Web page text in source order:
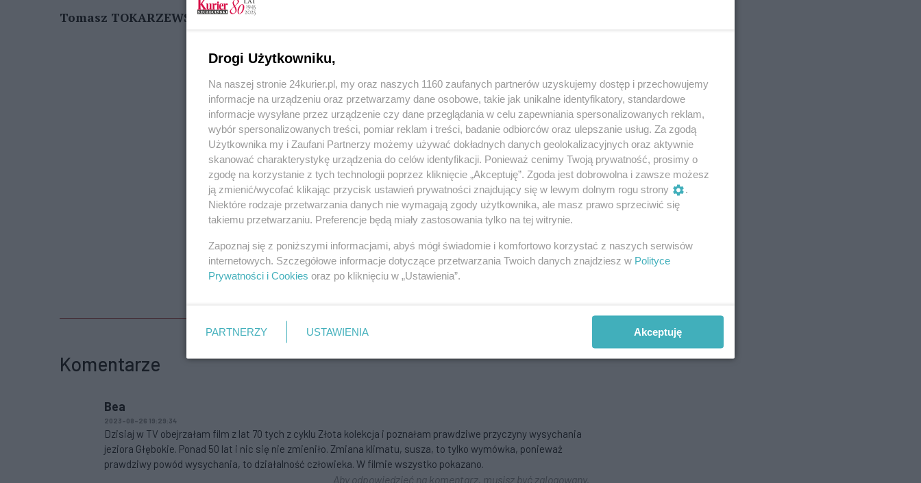
Tomasz TOKARZEWSKI
Komentarze
Bea
2023-08-26 19:29:34
Dzisiaj w TV obejrzałam film z lat 70 tych z cyklu Złota kolekcja i poznałam prawdziwe przyczyny wysychania
jeziora Głębokie. Ponad 50 lat i nic się nie zmieniło. Zmiana klimatu, susza, to tylko wymówka, ponieważ
prawdziwy powód wysychania, to działalność człowieka. W filmie wszystko pokazano.
Aby odpowiedzieć na komentarz, musisz być zalogowany.
Drogi Użytkowniku,
Na naszej stronie 24kurier.pl, my oraz naszych 1160 zaufanych partnerów uzyskujemy dostęp i przechowujemy
informacje na urządzeniu oraz przetwarzamy dane osobowe, takie jak unikalne identyfikatory, standardowe
informacje wysyłane przez urządzenie czy dane przeglądania w celu zapewniania spersonalizowanych reklam,
wybór spersonalizowanych treści, pomiar reklam i treści, badanie odbiorców oraz ulepszanie usług. Za zgodą
Użytkownika my i Zaufani Partnerzy możemy używać dokładnych danych geolokalizacyjnych oraz aktywnie
skanować charakterystykę urządzenia do celów identyfikacji. Ponieważ cenimy Twoją prywatność, prosimy o
zgodę na korzystanie z tych technologii poprzez kliknięcie „Akceptuję”. Zgoda jest dobrowolna i zawsze możesz
ją zmienić/wycofać klikając przycisk ustawień prywatności znajdujący się w lewym dolnym rogu strony
.
Niektóre rodzaje przetwarzania danych nie wymagają zgody użytkownika, ale masz prawo sprzeciwić się
takiemu przetwarzaniu. Preferencje będą miały zastosowania tylko na tej witrynie.
Zapoznaj się z poniższymi informacjami, abyś mógł świadomie i komfortowo korzystać z naszych serwisów
internetowych. Szczegółowe informacje dotyczące przetwarzania Twoich danych znajdziesz w Polityce
Prywatności i Cookies oraz po kliknięciu w „Ustawienia”.
PARTNERZY USTAWIENIA Akceptuję